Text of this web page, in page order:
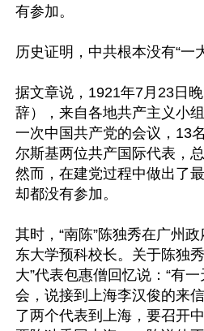
有参加。
历史证明，中共根本没有“一
据文章说，1921年7月23日
辞），来自各地共产主义小
一次中国共产党的会议，13
尔斯基两位共产国际代表，
然而，在建党过程中做出了
却都没有参加。
其时，“南陈”陈独秀在广州
东大学预科校长。关于陈独
大”代表包惠僧回忆说：“有
会，说接到上海李汉俊的来
了两个代表到上海，要召开